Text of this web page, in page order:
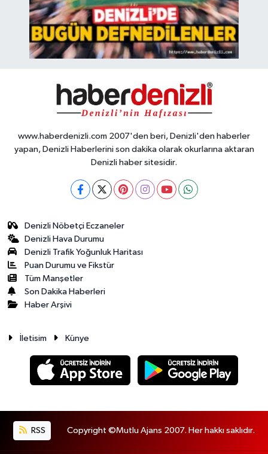
www.haberdenizli.com 2007'den beri, Denizli'den haberler
yapan, Denizli Haberlerini son dakika olarak okurlarına aktaran
Denizli haber sitesidir.
Denizli Nöbetçi Eczaneler
Denizli Hava Durumu
Denizli Trafik Yoğunluk Haritası
Puan Durumu ve Fikstür
Tüm Manşetler
Son Dakika Haberleri
Haber Arşivi
İletisim Künye
RSS Copyright ©Mutlu Ajans 2007. Her hakkı saklıdır.